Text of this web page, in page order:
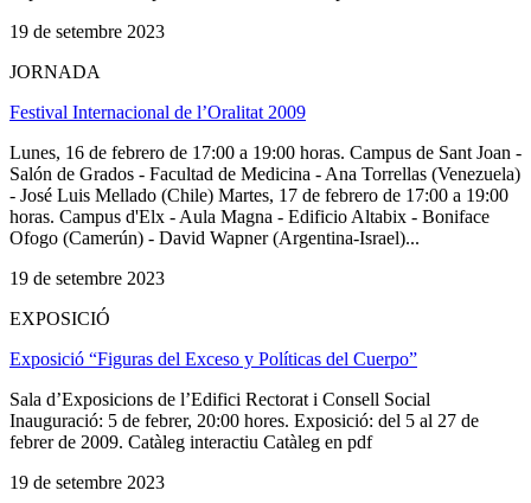
19 de setembre 2023
JORNADA
Festival Internacional de l’Oralitat 2009
Lunes, 16 de febrero de 17:00 a 19:00 horas. Campus de Sant Joan -
Salón de Grados - Facultad de Medicina - Ana Torrellas (Venezuela)
- José Luis Mellado (Chile) Martes, 17 de febrero de 17:00 a 19:00
horas. Campus d'Elx - Aula Magna - Edificio Altabix - Boniface
Ofogo (Camerún) - David Wapner (Argentina-Israel)...
19 de setembre 2023
EXPOSICIÓ
Exposició “Figuras del Exceso y Políticas del Cuerpo”
Sala d’Exposicions de l’Edifici Rectorat i Consell Social
Inauguració: 5 de febrer, 20:00 hores. Exposició: del 5 al 27 de
febrer de 2009. Catàleg interactiu Catàleg en pdf
19 de setembre 2023